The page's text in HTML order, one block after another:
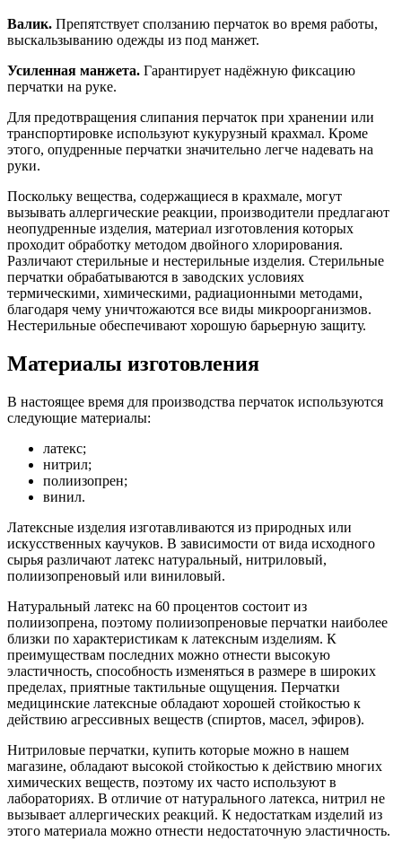
Валик. Препятствует сползанию перчаток во время работы,
выскальзыванию одежды из под манжет.
Усиленная манжета. Гарантирует надёжную фиксацию
перчатки на руке.
Для предотвращения слипания перчаток при хранении или
транспортировке используют кукурузный крахмал. Кроме
этого, опудренные перчатки значительно легче надевать на
руки.
Поскольку вещества, содержащиеся в крахмале, могут
вызывать аллергические реакции, производители предлагают
неопудренные изделия, материал изготовления которых
проходит обработку методом двойного хлорирования.
Различают стерильные и нестерильные изделия. Стерильные
перчатки обрабатываются в заводских условиях
термическими, химическими, радиационными методами,
благодаря чему уничтожаются все виды микроорганизмов.
Нестерильные обеспечивают хорошую барьерную защиту.
Материалы изготовления
В настоящее время для производства перчаток используются
следующие материалы:
латекс;
нитрил;
полиизопрен;
винил.
Латексные изделия изготавливаются из природных или
искусственных каучуков. В зависимости от вида исходного
сырья различают латекс натуральный, нитриловый,
полиизопреновый или виниловый.
Натуральный латекс на 60 процентов состоит из
полиизопрена, поэтому полиизопреновые перчатки наиболее
близки по характеристикам к латексным изделиям. К
преимуществам последних можно отнести высокую
эластичность, способность изменяться в размере в широких
пределах, приятные тактильные ощущения. Перчатки
медицинские латексные обладают хорошей стойкостью к
действию агрессивных веществ (спиртов, масел, эфиров).
Нитриловые перчатки, купить которые можно в нашем
магазине, обладают высокой стойкостью к действию многих
химических веществ, поэтому их часто используют в
лабораториях. В отличие от натурального латекса, нитрил не
вызывает аллергических реакций. К недостаткам изделий из
этого материала можно отнести недостаточную эластичность.